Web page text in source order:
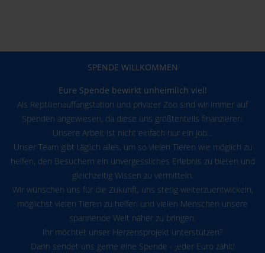
SPENDE WILLKOMMEN
Eure Spende bewirkt unheimlich viel!
Als Reptilienauffangstation und privater Zoo sind wir immer auf
Spenden angewiesen, da diese uns größtenteils finanzieren.
Unsere Arbeit ist nicht einfach nur ein Job...
Unser Team gibt täglich alles, um so vielen Tieren wie möglich zu
helfen, den Besuchern ein unvergessliches Erlebnis zu bieten und
gleichzeitig Wissen zu vermitteln.
Wir wünschen uns für die Zukunft, uns stetig weiterzuentwickeln,
möglichst vielen Tieren zu helfen und vielen Menschen unsere
spannende Welt näher zu bringen.
Ihr möchtet unser Herzensprojekt unterstützen?
Dann sendet uns gerne eine Spende - jeder Euro zählt!